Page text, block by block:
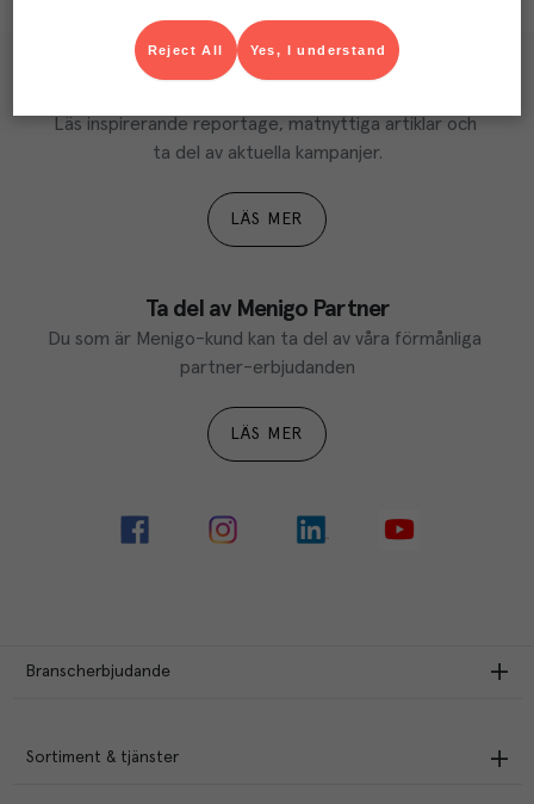
Läs inspirerande reportage, matnyttiga artiklar och
ta del av aktuella kampanjer.
LÄS MER
Ta del av Menigo Partner
Du som är Menigo-kund kan ta del av våra förmånliga
partner-erbjudanden
LÄS MER
Branscherbjudande
Sortiment & tjänster
Yes, I understand
Reject All